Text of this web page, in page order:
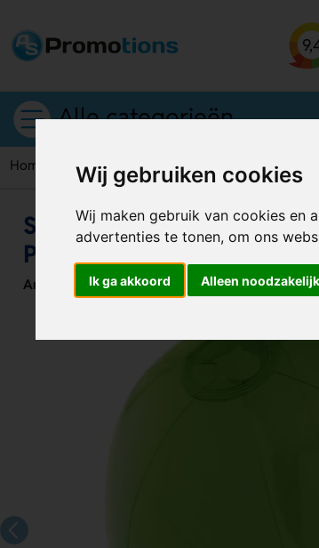
Wij gebruiken cookies
Wij maken gebruik van cookies en
advertenties te tonen, om ons
Ik ga akkoord Alleen noodzakelijk
Alle categorieën
Home Strandballen Strandbal Ø 24,5 Cm |
Strandbal Ø 24,5 Cm |
Panelen
Artikelnummer:120990